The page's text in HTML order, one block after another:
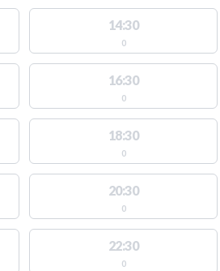
14:30
0
16:30
0
18:30
0
20:30
0
22:30
0